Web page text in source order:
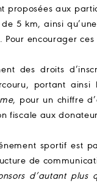
proposées aux
5 km, ainsi
Pour encourager
des droits
portant
, pour un chiffre
fiscale aux
sportif est
de
d’autant